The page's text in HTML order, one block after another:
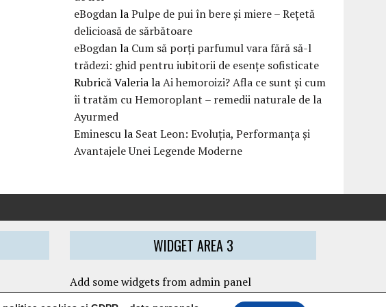
eBogdanlaPulpe de pui în bere și miere – Rețetă
delicioasă de sărbătoare
eBogdanla Cum să porți parfumul vara fără să-l
trădezi: ghid pentru iubitorii de esențe sofisticate
Rubrică ValerialaAi hemoroizi? Afla ce sunt și cum
îi tratăm cu Hemoroplant – remedii naturale de la
Ayurmed
Eminescula Seat Leon: Evoluția, Performanța și
Avantajele Unei Legende Moderne
WIDGET AREA 3
Add some widgets from admin panel